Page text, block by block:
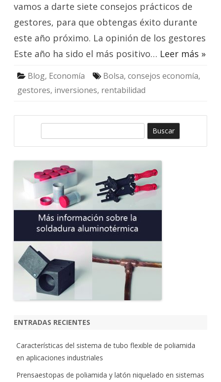
vamos a darte siete consejos prácticos de
gestores, para que obtengas éxito durante
este año próximo. La opinión de los gestores
Este año ha sido el más positivo… Leer más »
Blog, Economía Bolsa, consejos economía,
gestores, inversiones, rentabilidad
ENTRADAS RECIENTES
Características del sistema de tubo flexible de poliamida
en aplicaciones industriales
Prensaestopas de poliamida y latón niquelado en sistemas